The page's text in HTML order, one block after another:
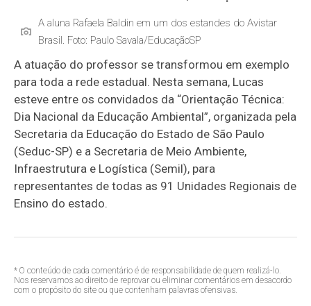
A aluna Rafaela Baldin em um dos estandes do Avistar
Brasil. Foto: Paulo Savala/EducaçãoSP
A atuação do professor se transformou em exemplo
para toda a rede estadual. Nesta semana, Lucas
esteve entre os convidados da “Orientação Técnica:
Dia Nacional da Educação Ambiental”, organizada pela
Secretaria da Educação do Estado de São Paulo
(Seduc-SP) e a Secretaria de Meio Ambiente,
Infraestrutura e Logística (Semil), para
representantes de todas as 91 Unidades Regionais de
Ensino do estado.
* O conteúdo de cada comentário é de responsabilidade de quem realizá-lo.
Nos reservamos ao direito de reprovar ou eliminar comentários em desacordo
com o propósito do site ou que contenham palavras ofensivas.